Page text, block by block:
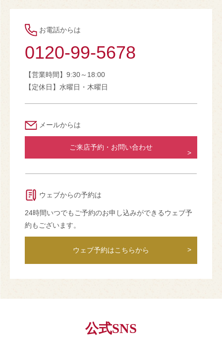
お電話からは
0120-99-5678
【営業時間】9:30～18:00
【定休日】水曜日・木曜日
メールからは
ご来店予約・お問い合わせ
ウェブからの予約は
24時間いつでもご予約のお申し込みができるウェブ予
約もございます。
ウェブ予約はこちらから
公式SNS